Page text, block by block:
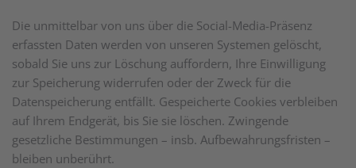
Die unmittelbar von uns über die Social-Media-Präsenz
erfassten Daten werden von unseren Systemen gelöscht,
sobald Sie uns zur Löschung auffordern, Ihre Einwilligung
zur Speicherung widerrufen oder der Zweck für die
Datenspeicherung entfällt. Gespeicherte Cookies verbleiben
auf Ihrem Endgerät, bis Sie sie löschen. Zwingende
gesetzliche Bestimmungen – insb. Aufbewahrungsfristen –
bleiben unberührt.